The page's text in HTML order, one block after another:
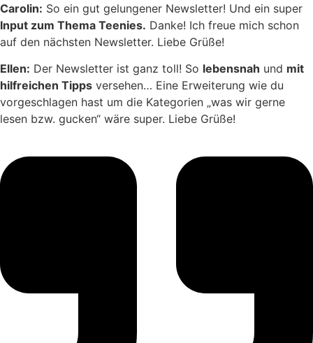
Carolin: So ein gut gelungener Newsletter! Und ein super
Input zum Thema Teenies. Danke! Ich freue mich schon
auf den nächsten Newsletter. Liebe Grüße!
Ellen: Der Newsletter ist ganz toll! So lebensnah und mit
hilfreichen Tipps versehen… Eine Erweiterung wie du
vorgeschlagen hast um die Kategorien „was wir gerne
lesen bzw. gucken“ wäre super. Liebe Grüße!